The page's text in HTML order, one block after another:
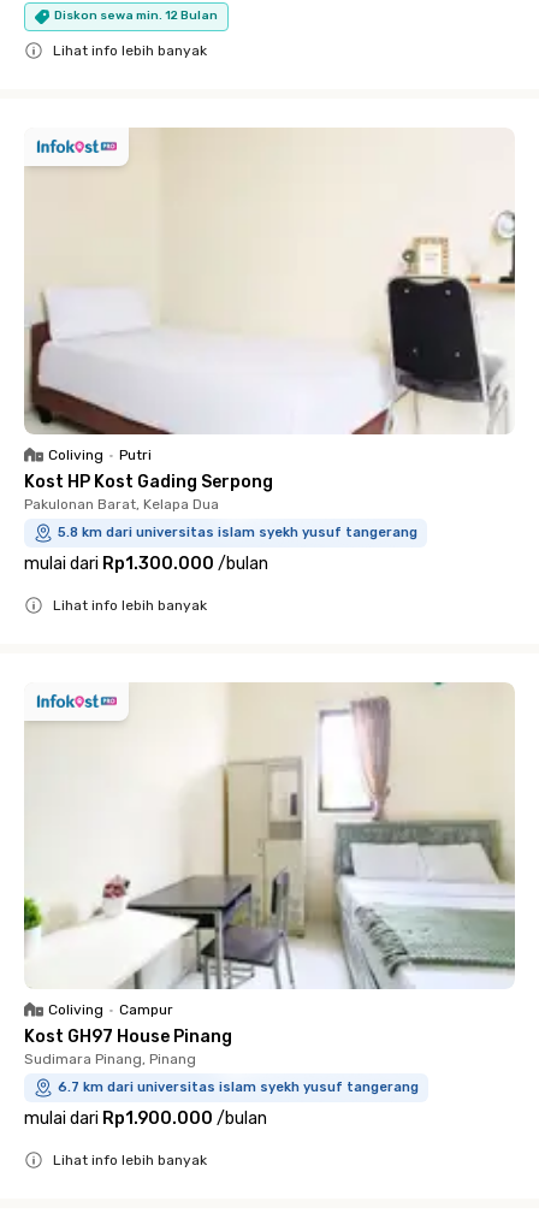
Diskon sewa min. 12 Bulan
Lihat info lebih banyak
Coliving • Putri
Kost HP Kost Gading Serpong
Pakulonan Barat, Kelapa Dua
5.8 km dari universitas islam syekh yusuf tangerang
mulai dari Rp1.300.000 /bulan
Lihat info lebih banyak
Coliving • Campur
Kost GH97 House Pinang
Sudimara Pinang, Pinang
6.7 km dari universitas islam syekh yusuf tangerang
mulai dari Rp1.900.000 /bulan
Lihat info lebih banyak